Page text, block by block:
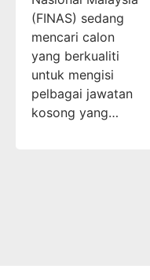
(FINAS) sedang
mencari calon
yang berkualiti
untuk mengisi
pelbagai jawatan
kosong yang…